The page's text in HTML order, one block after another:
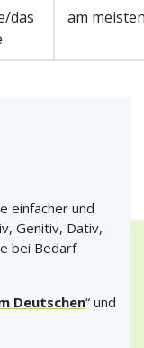
das
am
einfacher und
Genitiv, Dativ,
bei Bedarf
Deutschen“ und